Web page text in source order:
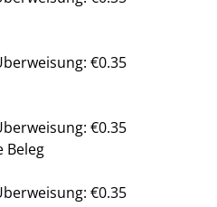
€0.35
€0.35
Beleg
€0.35